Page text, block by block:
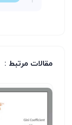
مقالات مرتبط :